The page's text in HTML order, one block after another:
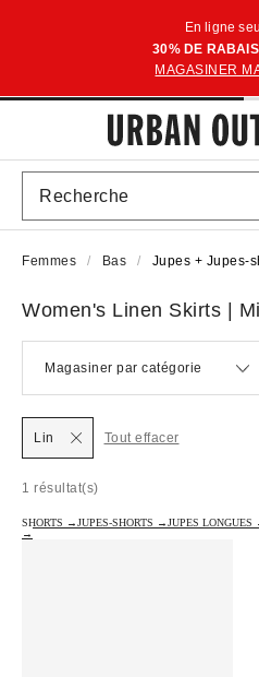
En ligne
30% DE
MAGASINER
Femmes Bas Jupes + Jupes-
Women's Linen Skirts |
Magasiner par catégorie
1 résultat(s)
Lin Tout effacer
SHORTS →JUPES-SHORTS →JUPES LONGUES
→